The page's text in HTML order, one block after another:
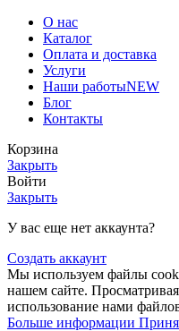
О нас
Каталог
Оплата и доставка
Услуги
Наши работыNEW
Блог
Контакты
Корзина
Закрыть
Войти
Закрыть
У вас еще нет аккаунта?
Создать аккаунт
Мы используем файлы
нашем сайте.
использование нами
Больше информации